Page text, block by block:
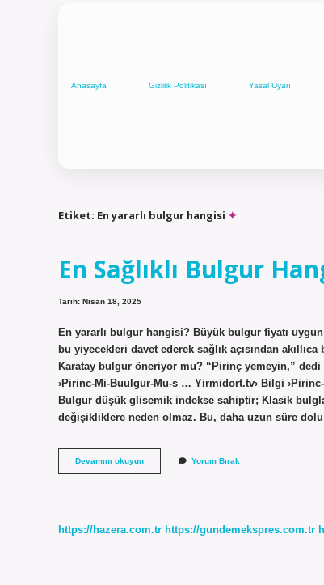
Anasayfa Gizlilik Politikası Yasal Uyarı
Etiket: En yararlı bulgur hangisi
En Sağlıklı Bulgur
Tarih: Nisan 18, 2025
En yararlı bulgur hangisi? Büyük bulgur fiyatı
bu yiyecekleri davet ederek sağlık açısından
Karatay bulgur öneriyor mu? “Pirinç yemeyin,”
›Pirinc-Mi-Buulgur-Mu-s … Yirmidort.tv› Bilgi
Bulgur düşük glisemik indekse sahiptir; Klasik
değişikliklere neden olmaz. Bu, daha uzun süre
Devamını okuyunEn
Sağlıklı
Yorum Bırak
https://hazera.com.tr https://gundemekspres.com.tr